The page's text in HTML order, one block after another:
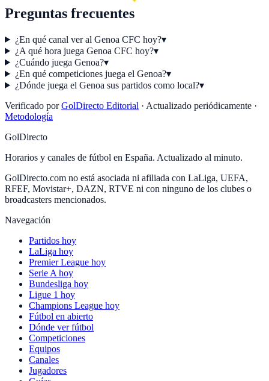
Preguntas frecuentes
¿En qué canal ver al Genoa CFC hoy?▾
¿A qué hora juega Genoa CFC hoy?▾
¿Cuándo juega Genoa?▾
¿En qué competiciones juega el Genoa?▾
¿Dónde juega el Genoa sus partidos como local?▾
Verificado por GolDirecto Editorial · Actualizado periódicamente ·
Metodología
GolDirecto
Horarios y canales de fútbol en España. Actualizado al minuto.
GolDirecto.com no está asociada ni afiliada con LaLiga, UEFA,
RFEF, Movistar+, DAZN, RTVE ni con ninguno de los clubes o
broadcasters mencionados.
Navegación
Partidos hoy
LaLiga hoy
Premier League hoy
Serie A hoy
Bundesliga hoy
Ligue 1 hoy
Champions League hoy
Fútbol en abierto
Dónde ver fútbol
Competiciones
Equipos
Canales
Jugadores